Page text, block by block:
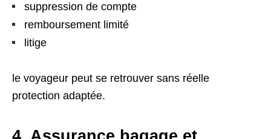
suppression de compte
remboursement limité
litige
le voyageur peut se retrouver sans réelle
protection adaptée.